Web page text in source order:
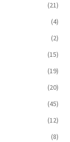
(21)
(4)
(2)
(15)
(19)
(20)
(45)
(12)
(8)